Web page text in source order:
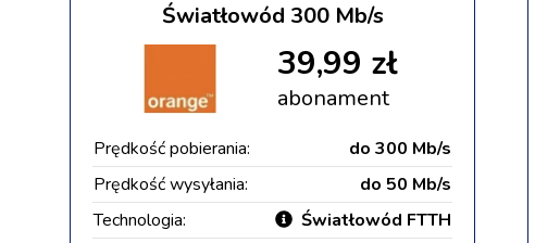
Światłowód 300 Mb/s
39,99 zł
abonament
Prędkość pobierania:
do 300 Mb/s
Prędkość wysyłania:
do 50 Mb/s
Technologia:
Światłowód FTTH